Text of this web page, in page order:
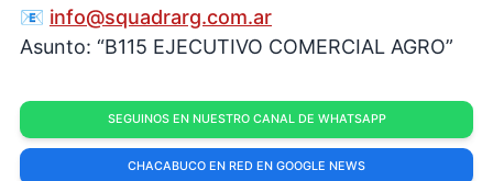
📧 info@squadrarg.com.ar
Asunto: “B115 EJECUTIVO COMERCIAL AGRO”
SEGUINOS EN NUESTRO CANAL DE WHATSAPP
CHACABUCO EN RED EN GOOGLE NEWS